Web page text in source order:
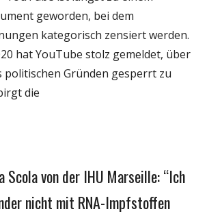
geworden, bei dem
kategorisch zensiert werden.
hat YouTube stolz gemeldet, über
politischen Gründen gesperrt zu
die
Scola von der IHU Marseille: “Ich
nicht mit RNA-Impfstoffen